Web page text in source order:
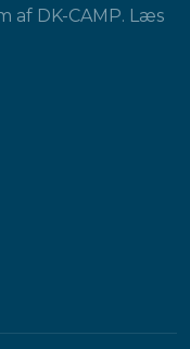
af DK-CAMP. Læs